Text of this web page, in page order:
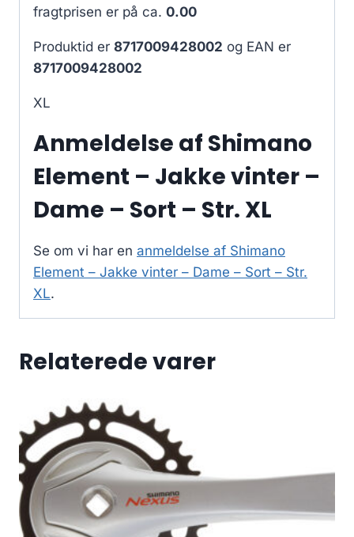
fragtprisen er på ca. 0.00
Produktid er 8717009428002 og EAN er
8717009428002
XL
Anmeldelse af Shimano
Element – Jakke vinter –
Dame – Sort – Str. XL
Se om vi har en anmeldelse af Shimano
Element – Jakke vinter – Dame – Sort – Str.
XL.
Relaterede varer